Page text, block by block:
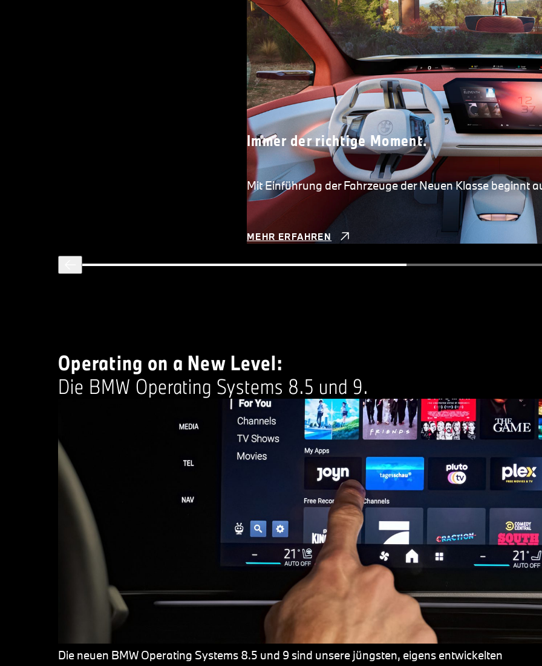
Immer der richtige Moment.
Mit Einführung der Fahrzeuge der Neuen Klasse beginnt
MEHR ERFAHREN
Operating on a New Level:
Die BMW Operating Systems 8.5 und 9.
Die neuen BMW Operating Systems 8.5 und 9 sind unsere jüngsten, eigens entwickelten